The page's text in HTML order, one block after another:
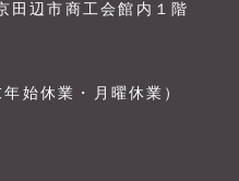
田辺市商工会館内１階
始休業・月曜休業）